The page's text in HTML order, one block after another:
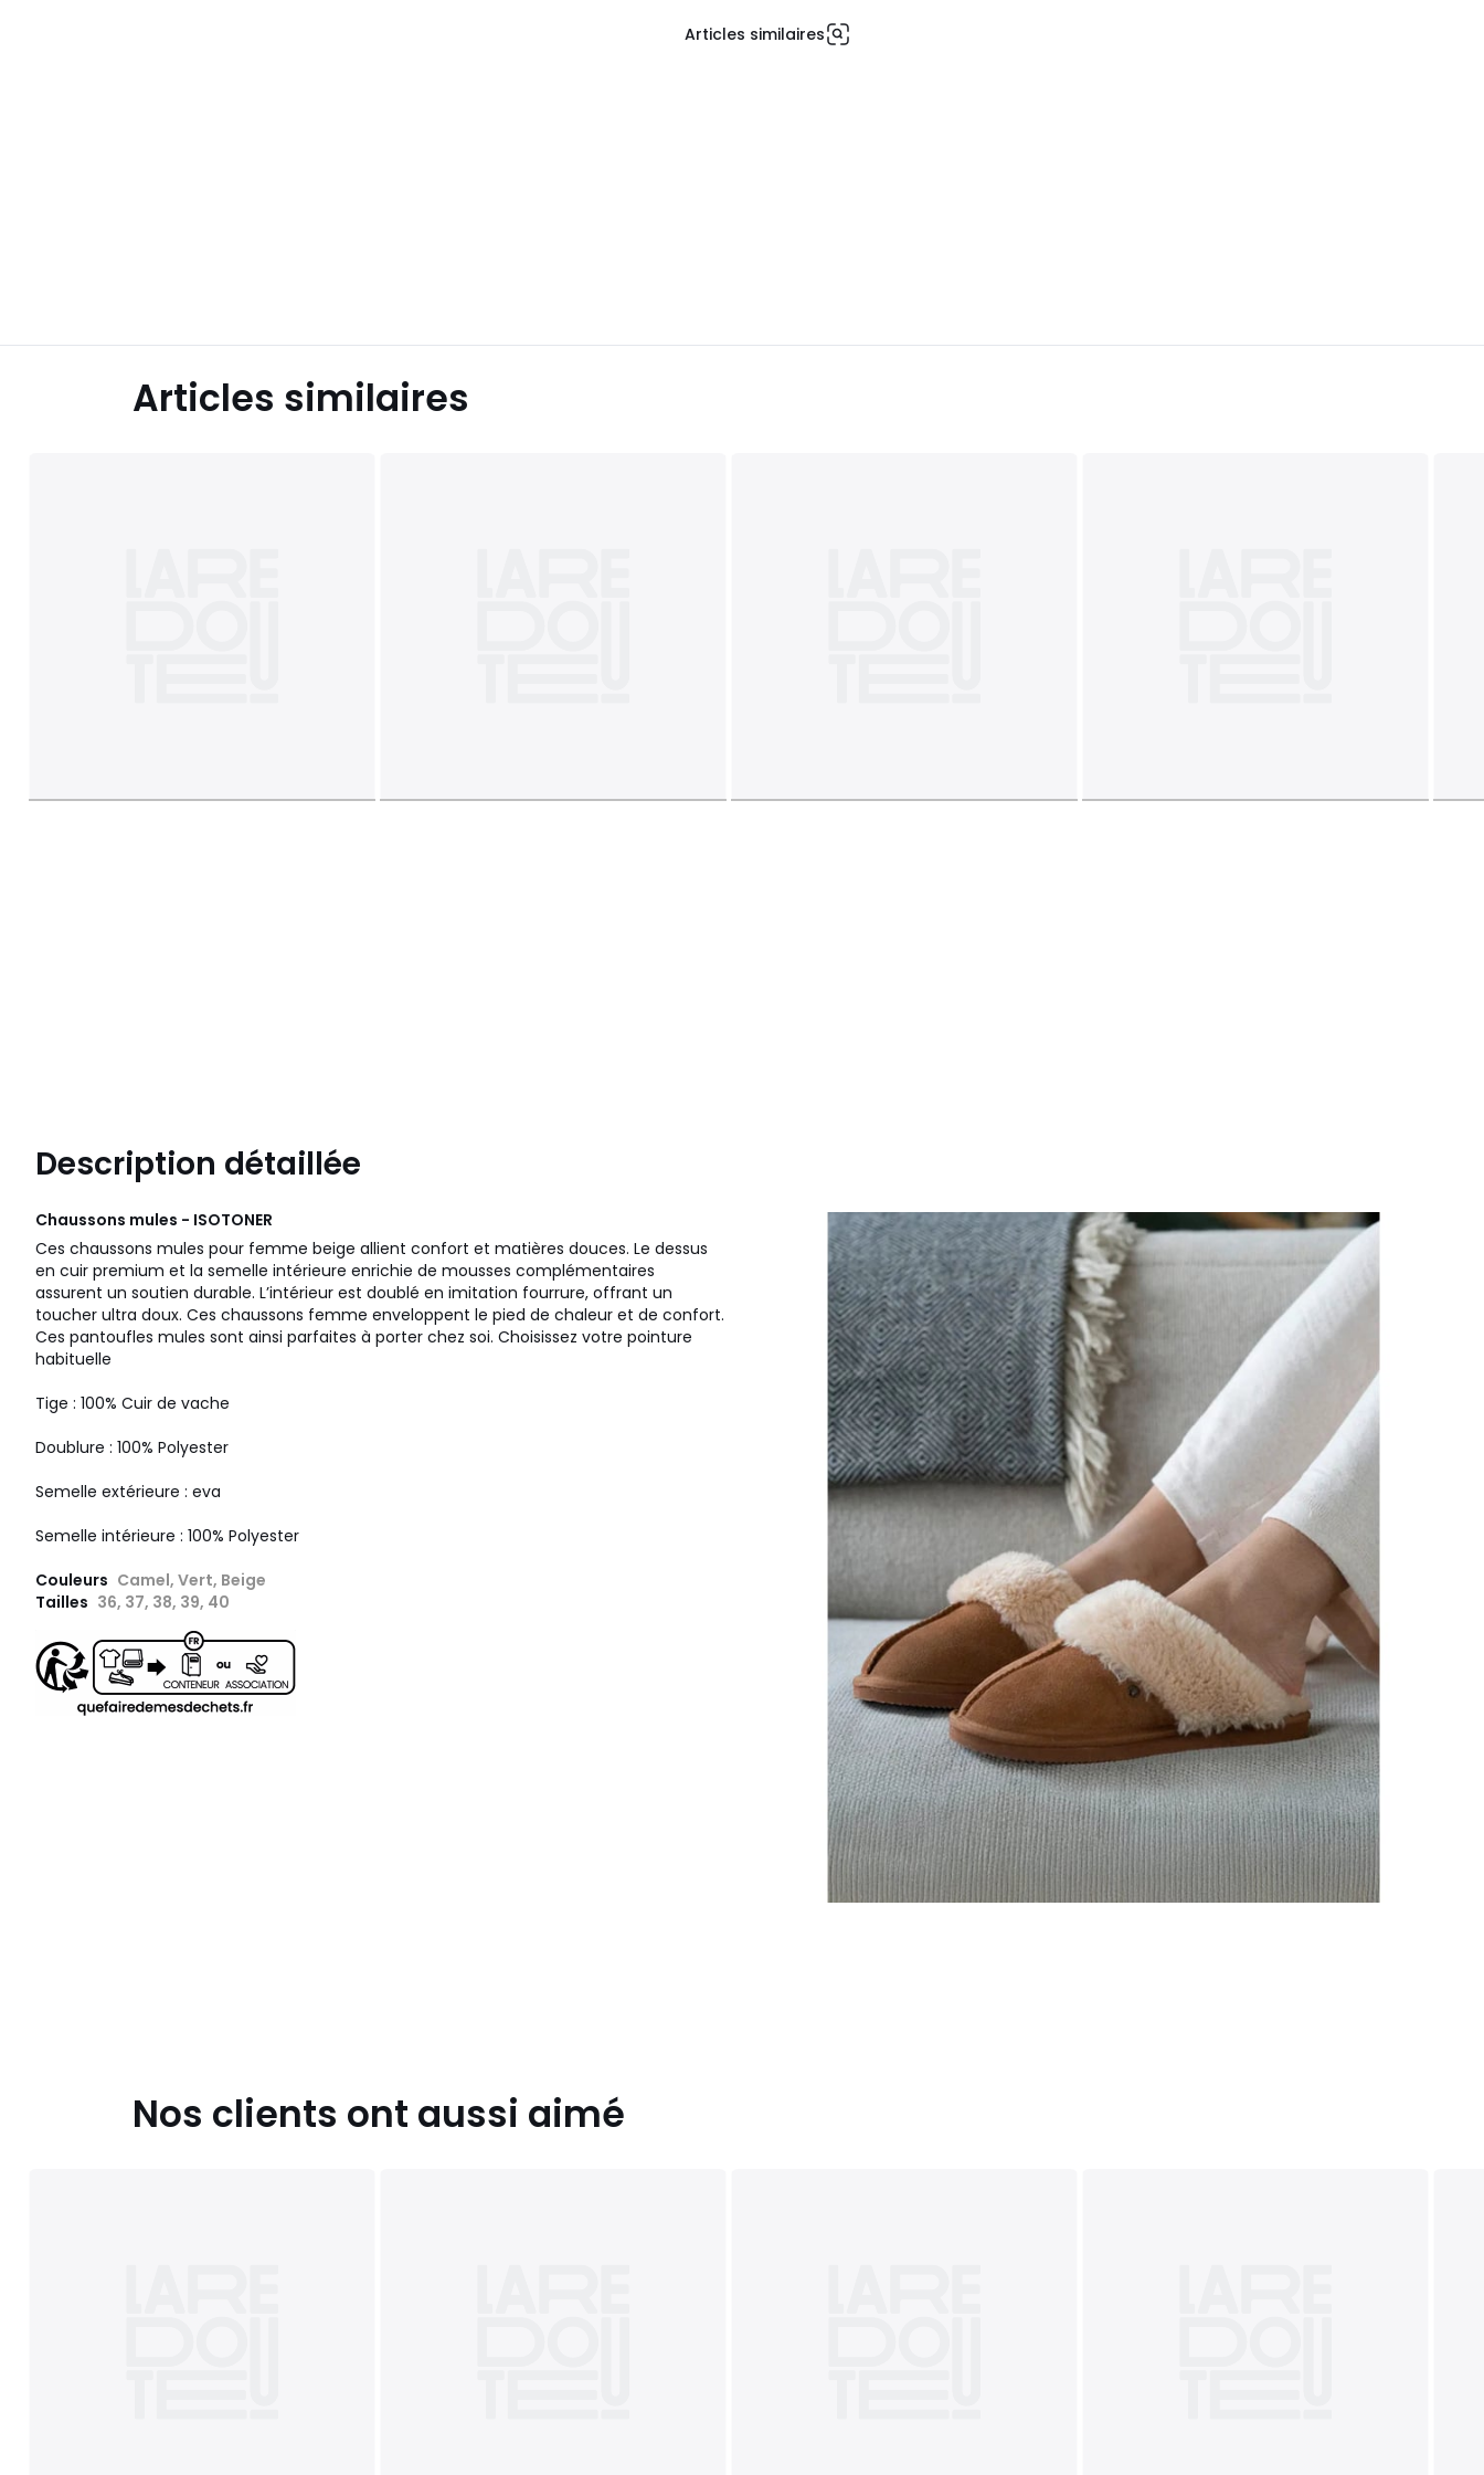
Articles similaires
Articles similaires
Description détaillée
Chaussons mules - ISOTONER
Ces chaussons mules pour femme beige allient confort et matières douces. Le dessus
en cuir premium et la semelle intérieure enrichie de mousses complémentaires
assurent un soutien durable. L’intérieur est doublé en imitation fourrure, offrant un
toucher ultra doux. Ces chaussons femme enveloppent le pied de chaleur et de confort.
Ces pantoufles mules sont ainsi parfaites à porter chez soi. Choisissez votre pointure
habituelle
Tige : 100% Cuir de vache
Doublure : 100% Polyester
Semelle extérieure : eva
Semelle intérieure : 100% Polyester
Couleurs Camel, Vert, Beige
Tailles 36, 37, 38, 39, 40
Nos clients ont aussi aimé